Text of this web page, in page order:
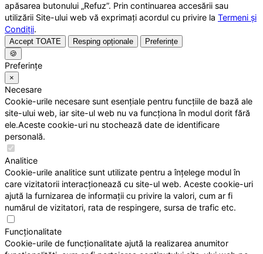
apăsarea butonului „Refuz”. Prin continuarea accesării sau
utilizării Site-ului web vă exprimați acordul cu privire la Termeni și
Condiții.
Accept TOATE Resping opționale
Preferințe
🍪
Preferințe
×
Necesare
Cookie-urile necesare sunt esențiale pentru funcțiile de bază ale
site-ului web, iar site-ul web nu va funcționa în modul dorit fără
ele.Aceste cookie-uri nu stochează date de identificare
personală.
Analitice
Cookie-urile analitice sunt utilizate pentru a înțelege modul în
care vizitatorii interacționează cu site-ul web. Aceste cookie-uri
ajută la furnizarea de informații cu privire la valori, cum ar fi
numărul de vizitatori, rata de respingere, sursa de trafic etc.
Funcționalitate
Cookie-urile de funcționalitate ajută la realizarea anumitor